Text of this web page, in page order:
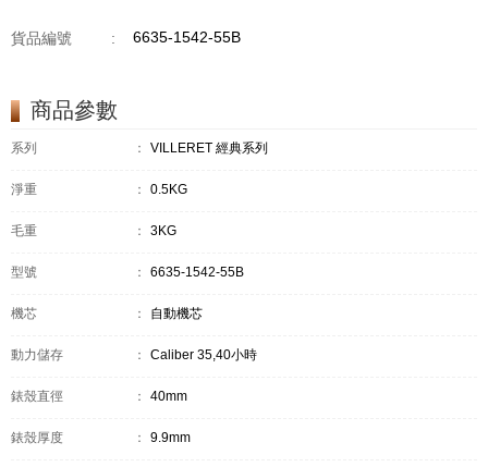
貨品編號 : 6635-1542-55B
商品參數
系列 ： VILLERET 經典系列
淨重 ： 0.5KG
毛重 ： 3KG
型號 ： 6635-1542-55B
機芯 ： 自動機芯
動力儲存 ： Caliber 35,40小時
錶殼直徑 ： 40mm
錶殼厚度 ： 9.9mm